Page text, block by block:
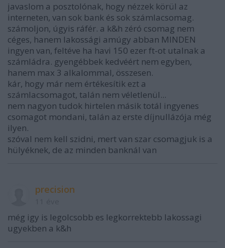
javaslom a posztolónak, hogy nézzek körül az
interneten, van sok bank és sok számlacsomag.
számoljon, úgyis ráfér. a k&h zéró csomag nem
céges, hanem lakossági amúgy abban MINDEN
ingyen van, feltéve ha havi 150 ezer ft-ot utalnak a
számládra. gyengébbek kedvéért nem egyben,
hanem max 3 alkalommal, összesen.
kár, hogy már nem értékesítik ezt a
számlacsomagot, talán nem véletlenül...
nem nagyon tudok hirtelen másik totál ingyenes
csomagot mondani, talán az erste díjnullázója még
ilyen.
szóval nem kell szidni, mert van szar csomagjuk is a
hülyéknek, de az minden banknál van
precision
még igy is legolcsobb es legkorrektebb lakossagi
ugyekben a k&h